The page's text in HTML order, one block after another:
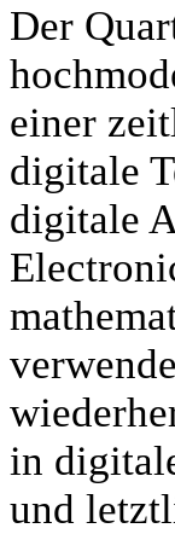
Der
einer
digitale
digitale
in
und